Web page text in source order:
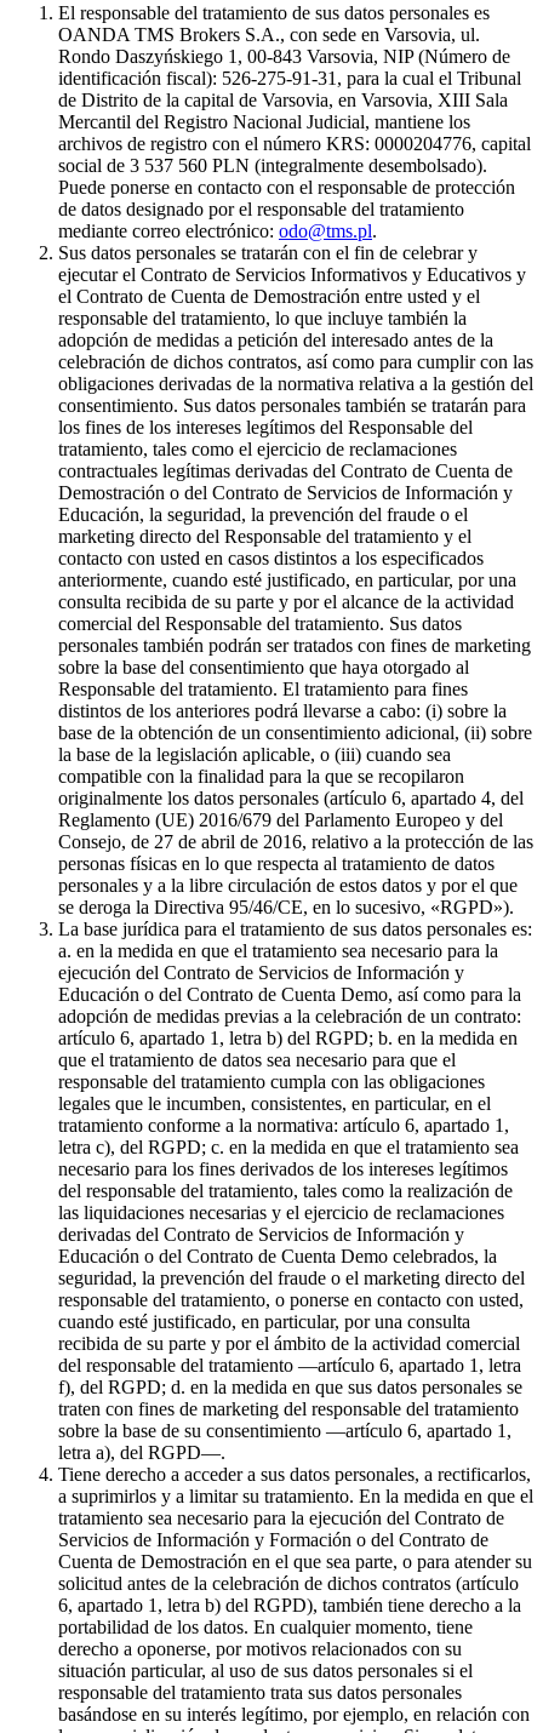
El responsable del tratamiento de sus datos personales es
OANDA TMS Brokers S.A., con sede en Varsovia, ul.
Rondo Daszyńskiego 1, 00-843 Varsovia, NIP (Número de
identificación fiscal): 526-275-91-31, para la cual el Tribunal
de Distrito de la capital de Varsovia, en Varsovia, XIII Sala
Mercantil del Registro Nacional Judicial, mantiene los
archivos de registro con el número KRS: 0000204776, capital
social de 3 537 560 PLN (integralmente desembolsado).
Puede ponerse en contacto con el responsable de protección
de datos designado por el responsable del tratamiento
mediante correo electrónico: odo@tms.pl.
Sus datos personales se tratarán con el fin de celebrar y
ejecutar el Contrato de Servicios Informativos y Educativos y
el Contrato de Cuenta de Demostración entre usted y el
responsable del tratamiento, lo que incluye también la
adopción de medidas a petición del interesado antes de la
celebración de dichos contratos, así como para cumplir con las
obligaciones derivadas de la normativa relativa a la gestión del
consentimiento. Sus datos personales también se tratarán para
los fines de los intereses legítimos del Responsable del
tratamiento, tales como el ejercicio de reclamaciones
contractuales legítimas derivadas del Contrato de Cuenta de
Demostración o del Contrato de Servicios de Información y
Educación, la seguridad, la prevención del fraude o el
marketing directo del Responsable del tratamiento y el
contacto con usted en casos distintos a los especificados
anteriormente, cuando esté justificado, en particular, por una
consulta recibida de su parte y por el alcance de la actividad
comercial del Responsable del tratamiento. Sus datos
personales también podrán ser tratados con fines de marketing
sobre la base del consentimiento que haya otorgado al
Responsable del tratamiento. El tratamiento para fines
distintos de los anteriores podrá llevarse a cabo: (i) sobre la
base de la obtención de un consentimiento adicional, (ii) sobre
la base de la legislación aplicable, o (iii) cuando sea
compatible con la finalidad para la que se recopilaron
originalmente los datos personales (artículo 6, apartado 4, del
Reglamento (UE) 2016/679 del Parlamento Europeo y del
Consejo, de 27 de abril de 2016, relativo a la protección de las
personas físicas en lo que respecta al tratamiento de datos
personales y a la libre circulación de estos datos y por el que
se deroga la Directiva 95/46/CE, en lo sucesivo, «RGPD»).
La base jurídica para el tratamiento de sus datos personales es:
a. en la medida en que el tratamiento sea necesario para la
ejecución del Contrato de Servicios de Información y
Educación o del Contrato de Cuenta Demo, así como para la
adopción de medidas previas a la celebración de un contrato:
artículo 6, apartado 1, letra b) del RGPD; b. en la medida en
que el tratamiento de datos sea necesario para que el
responsable del tratamiento cumpla con las obligaciones
legales que le incumben, consistentes, en particular, en el
tratamiento conforme a la normativa: artículo 6, apartado 1,
letra c), del RGPD; c. en la medida en que el tratamiento sea
necesario para los fines derivados de los intereses legítimos
del responsable del tratamiento, tales como la realización de
las liquidaciones necesarias y el ejercicio de reclamaciones
derivadas del Contrato de Servicios de Información y
Educación o del Contrato de Cuenta Demo celebrados, la
seguridad, la prevención del fraude o el marketing directo del
responsable del tratamiento, o ponerse en contacto con usted,
cuando esté justificado, en particular, por una consulta
recibida de su parte y por el ámbito de la actividad comercial
del responsable del tratamiento —artículo 6, apartado 1, letra
f), del RGPD; d. en la medida en que sus datos personales se
traten con fines de marketing del responsable del tratamiento
sobre la base de su consentimiento —artículo 6, apartado 1,
letra a), del RGPD—.
Tiene derecho a acceder a sus datos personales, a rectificarlos,
a suprimirlos y a limitar su tratamiento. En la medida en que el
tratamiento sea necesario para la ejecución del Contrato de
Servicios de Información y Formación o del Contrato de
Cuenta de Demostración en el que sea parte, o para atender su
solicitud antes de la celebración de dichos contratos (artículo
6, apartado 1, letra b) del RGPD), también tiene derecho a la
portabilidad de los datos. En cualquier momento, tiene
derecho a oponerse, por motivos relacionados con su
situación particular, al uso de sus datos personales si el
responsable del tratamiento trata sus datos personales
basándose en su interés legítimo, por ejemplo, en relación con